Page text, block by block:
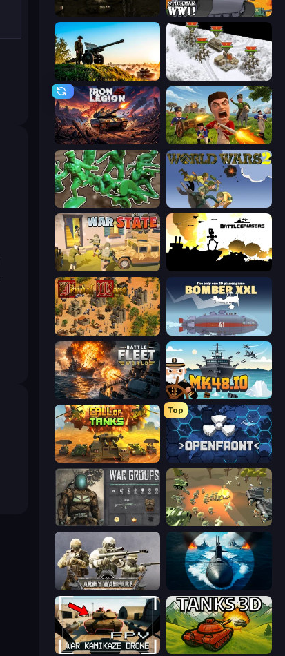
Warfare 1917 Stickman WW2
Artillery Vs Tanks 1941 Frozen Front
Iron Legion Redcoats.io
Soldiers - Capture and Control! World Wars 2
War State IO: Conquer Battles
Feudal Wars Bomber XXL
Battle Fleet World Mk48.io
Call of Tanks
Top
Openfront
War Groups WW1 Battle Simulator
Army Warfare Ships Battlefield 3D
FPV War Kamikaze Drone Tanks 3D